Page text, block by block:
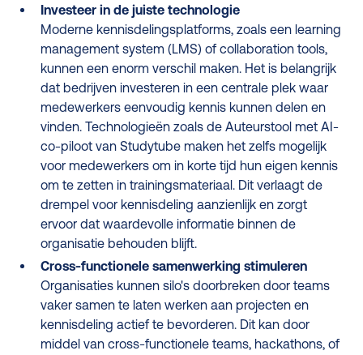
Investeer in de juiste technologie
Moderne kennisdelingsplatforms, zoals een learning
management system (LMS) of collaboration tools,
kunnen een enorm verschil maken. Het is belangrijk
dat bedrijven investeren in een centrale plek waar
medewerkers eenvoudig kennis kunnen delen en
vinden. Technologieën zoals de Auteurstool met AI-
co-piloot van Studytube maken het zelfs mogelijk
voor medewerkers om in korte tijd hun eigen kennis
om te zetten in trainingsmateriaal. Dit verlaagt de
drempel voor kennisdeling aanzienlijk en zorgt
ervoor dat waardevolle informatie binnen de
organisatie behouden blijft.
Cross-functionele samenwerking stimuleren
Organisaties kunnen silo's doorbreken door teams
vaker samen te laten werken aan projecten en
kennisdeling actief te bevorderen. Dit kan door
middel van cross-functionele teams, hackathons, of